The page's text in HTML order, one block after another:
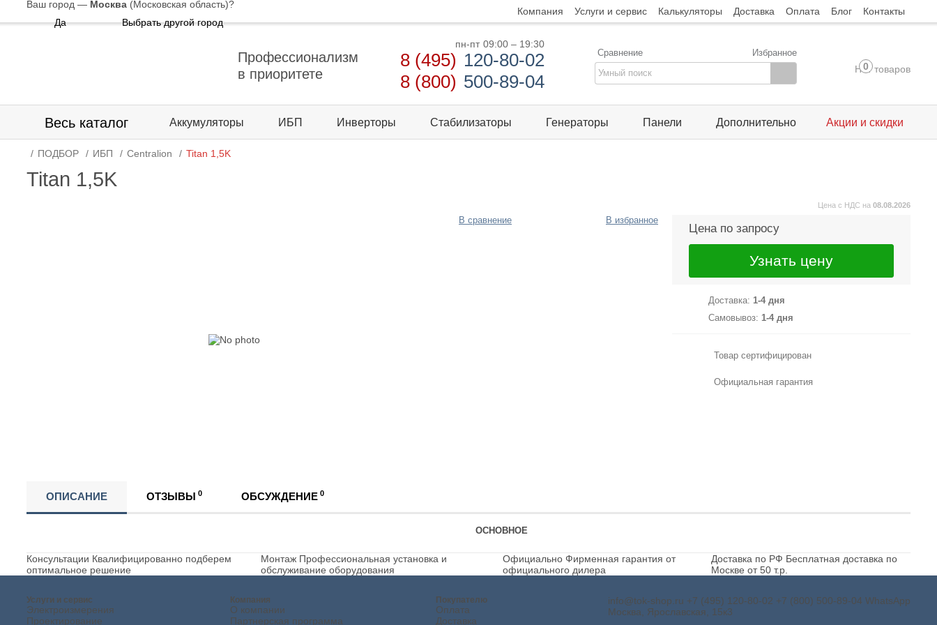
Ваш город — Москва (Московская область)?
Да
Выбрать другой город
Компания Услуги и сервис Калькуляторы Доставка Оплата Блог Контакты
Профессионализм
в приоритете
пн-пт 09:00 – 19:30
8 (495) 120-80-02
8 (800) 500-89-04
Сравнение Избранное
0
Нет товаров
Весь каталог Аккумуляторы ИБП Инверторы Стабилизаторы Генераторы Панели Дополнительно Акции и скидки
ПОДБОР ИБП Centralion Titan 1,5K
Titan 1,5K
Цена с НДС на 08.08.2026
В сравнение В избранное
Цена по запросу
Узнать цену
Доставка: 1-4 дня
Самовывоз: 1-4 дня
Товар сертифицирован
Официальная гарантия
ОПИСАНИЕ ОТЗЫВЫ 0 ОБСУЖДЕНИЕ 0
ОСНОВНОЕ
Консультации Квалифицированно подберем
оптимальное решение
Монтаж Профессиональная установка и
обслуживание оборудования
Официально Фирменная гарантия от
официального дилера
Доставка по РФ Бесплатная доставка по
Москве от 50 т.р.
Услуги и сервис
Электроизмерения
Проектирование
Компания
О компании
Партнерская программа
Покупателю
Оплата
Доставка
info@tok-shop.ru +7 (495) 120-80-02 +7 (800) 500-89-04 WhatsApp
Москва, Ярославская, 15к3